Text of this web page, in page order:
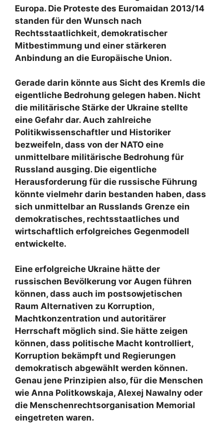
Europa. Die Proteste des Euromaidan 2013/14
standen für den Wunsch nach
Rechtsstaatlichkeit, demokratischer
Mitbestimmung und einer stärkeren
Anbindung an die Europäische Union.
Gerade darin könnte aus Sicht des Kremls die
eigentliche Bedrohung gelegen haben. Nicht
die militärische Stärke der Ukraine stellte
eine Gefahr dar. Auch zahlreiche
Politikwissenschaftler und Historiker
bezweifeln, dass von der NATO eine
unmittelbare militärische Bedrohung für
Russland ausging. Die eigentliche
Herausforderung für die russische Führung
könnte vielmehr darin bestanden haben, dass
sich unmittelbar an Russlands Grenze ein
demokratisches, rechtsstaatliches und
wirtschaftlich erfolgreiches Gegenmodell
entwickelte.
Eine erfolgreiche Ukraine hätte der
russischen Bevölkerung vor Augen führen
können, dass auch im postsowjetischen
Raum Alternativen zu Korruption,
Machtkonzentration und autoritärer
Herrschaft möglich sind. Sie hätte zeigen
können, dass politische Macht kontrolliert,
Korruption bekämpft und Regierungen
demokratisch abgewählt werden können.
Genau jene Prinzipien also, für die Menschen
wie Anna Politkowskaja, Alexej Nawalny oder
die Menschenrechtsorganisation Memorial
eingetreten waren.